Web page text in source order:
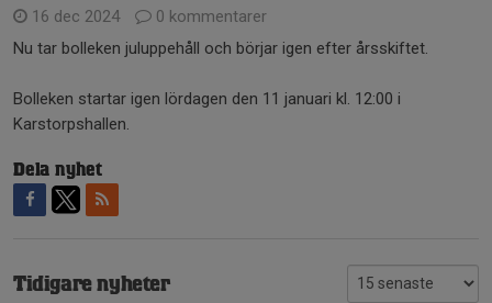
16 dec 2024
0 kommentarer
Nu tar bolleken juluppehåll och börjar igen efter årsskiftet.
Bolleken startar igen lördagen den 11 januari kl. 12:00 i
Karstorpshallen.
Dela nyhet
Tidigare nyheter